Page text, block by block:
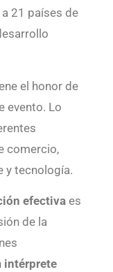
21 países de
el honor de
evento. Lo
comercio,
y tecnología.
efectivaes
de la
intérprete